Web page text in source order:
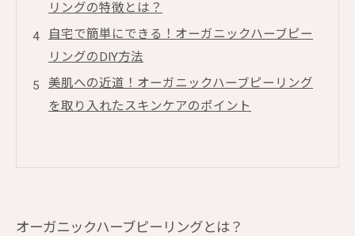
リングの特徴とは？
自宅で簡単にできる！オーガニックハーブピー
リングのDIY方法
美肌への近道！オーガニックハーブピーリング
を取り入れたスキンケアのポイント
オーガニックハーブピーリングとは？